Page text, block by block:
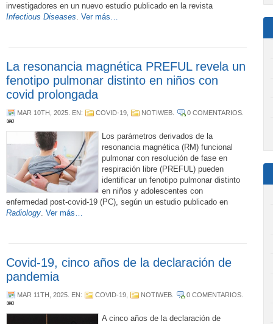
investigadores en un nuevo estudio publicado en la revista
Infectious Diseases. Ver más…
La resonancia magnética PREFUL revela un
fenotipo pulmonar distinto en niños con
covid prolongada
MAR 10TH, 2025 . EN: COVID-19 NOTIWEB 0 COMENTARIOS
Los parámetros derivados de la
resonancia magnética (RM) funcional
pulmonar con resolución de fase en
respiración libre (PREFUL) pueden
identificar un fenotipo pulmonar distinto
en niños y adolescentes con
enfermedad post-covid-19 (PC), según un estudio publicado en
Radiology. Ver más…
Covid-19, cinco años de la declaración de
pandemia
MAR 11TH, 2025 . EN: COVID-19 NOTIWEB 0 COMENTARIOS
A cinco años de la declaración de